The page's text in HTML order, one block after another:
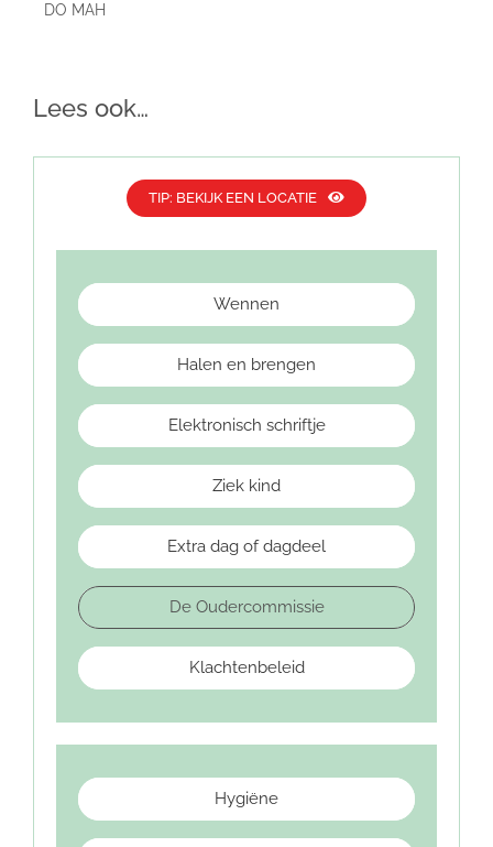
DO MAH
Lees ook…
TIP: BEKIJK EEN LOCATIE
Wennen
Halen en brengen
Elektronisch schriftje
Ziek kind
Extra dag of dagdeel
De Oudercommissie
Klachtenbeleid
Hygiëne